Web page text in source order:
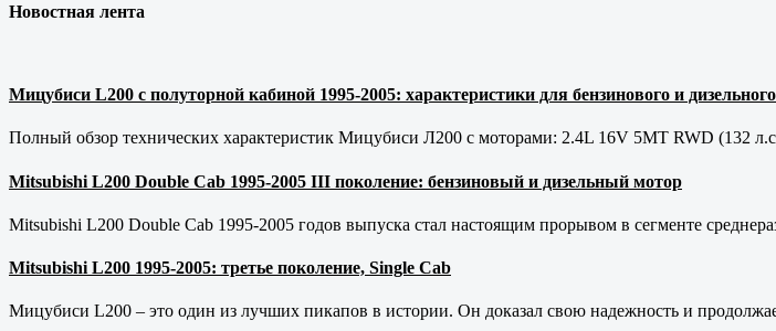
Новостная лента
Мицубиси L200 с полуторной кабиной 1995-2005: характеристики для бензинового и
Полный обзор технических характеристик Мицубиси Л200 с моторами: 2.4L 16V 5MT RWD (132
Mitsubishi L200 Double Cab 1995-2005 III поколение: бензиновый и дизельный мотор
Mitsubishi L200 Double Cab 1995-2005 годов выпуска стал настоящим прорывом в сегменте
Mitsubishi L200 1995-2005: третье поколение, Single Cab
Мицубиси L200 – это один из лучших пикапов в истории. Он доказал свою надежность и